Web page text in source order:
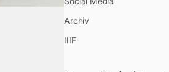
Archiv
IIIF